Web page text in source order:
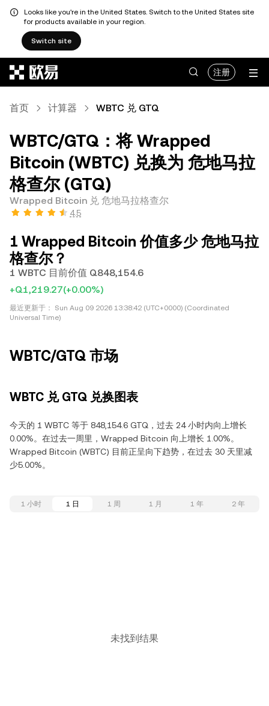
Looks like you're in the United States. Switch to the United States site
for products available in your region.
Switch site
注册
首页 计算器 WBTC 兑 GTQ
WBTC/GTQ：将 Wrapped
Bitcoin (WBTC) 兑换为 危地马拉
格查尔 (GTQ)
Wrapped Bitcoin 兑 危地马拉格查尔
4.5
1 Wrapped Bitcoin 价值多少 危地马拉
格查尔？
1 WBTC 目前价值 Q848,154.6
+Q1,219.27(+0.00%)
最近更新于：
Sun Aug 09 2026 13:38:42 (UTC+0000) (Coordinated
Universal Time)
WBTC/GTQ 市场
WBTC 兑 GTQ 兑换图表
今天的 1 WBTC 等于 848,154.6 GTQ，过去 24 小时内向上增长
0.00%。在过去一周里，Wrapped Bitcoin 向上增长 1.00%。
Wrapped Bitcoin (WBTC) 目前正呈向下趋势，在过去 30 天里减
少5.00%。
1 小时 1 日 1 周 1 月 1 年 2 年
未找到结果